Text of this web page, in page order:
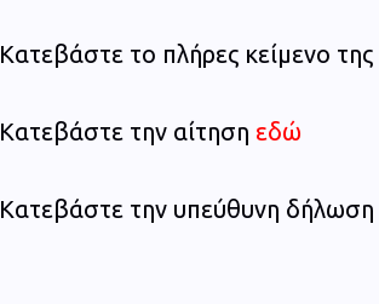
Κατεβάστε το πλήρες κείμενο
Κατεβάστε την αίτηση εδώ
Κατεβάστε την υπεύθυνη δήλωση